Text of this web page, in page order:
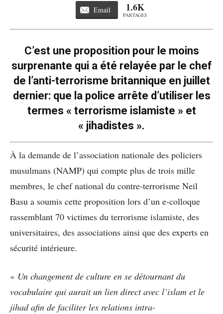
Email 1.6K
PARTAGES
C’est une proposition pour le moins
surprenante qui a été relayée par le chef
de l’anti-terrorisme britannique en juillet
dernier: que la police arrête d’utiliser les
termes « terrorisme islamiste » et
« jihadistes ».
À la demande de l’association nationale des policiers
musulmans (NAMP) qui compte plus de trois mille
membres, le chef national du contre-terrorisme Neil
Basu a soumis cette proposition lors d’un e-colloque
rassemblant 70 victimes du terrorisme islamiste, des
universitaires, des associations ainsi que des experts en
sécurité intérieure.
« Un changement de culture en se détournant du
vocabulaire qui aurait un lien direct avec l’islam et le
jihad afin de faciliter les relations intra-